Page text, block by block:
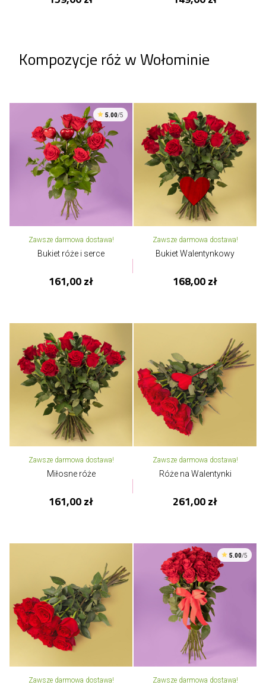
Kompozycje róż w Wołominie
5.00/5
Zawsze darmowa dostawa!
Bukiet róże i serce
161,00 zł
Zawsze darmowa dostawa!
Bukiet Walentynkowy
168,00 zł
Zawsze darmowa dostawa!
Miłosne róże
161,00 zł
Zawsze darmowa dostawa!
Róże na Walentynki
261,00 zł
Zawsze darmowa dostawa!
5.00/5
Zawsze darmowa dostawa!